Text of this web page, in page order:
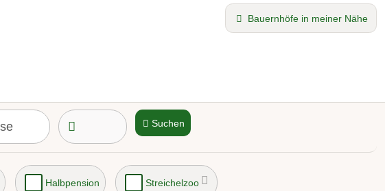
Bauernhöfe in meiner Nähe
Suchen
Halbpension Streichelzoo